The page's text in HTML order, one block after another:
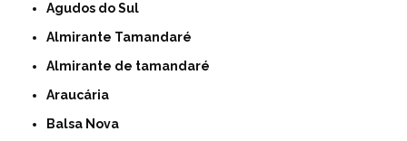
Agudos do Sul
Almirante Tamandaré
Almirante de tamandaré
Araucária
Balsa Nova